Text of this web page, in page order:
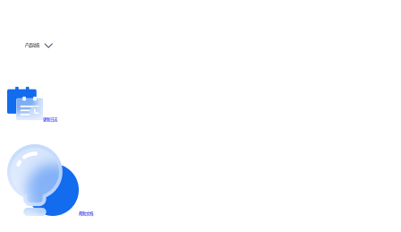
产品动态
更新日志
帮助文档